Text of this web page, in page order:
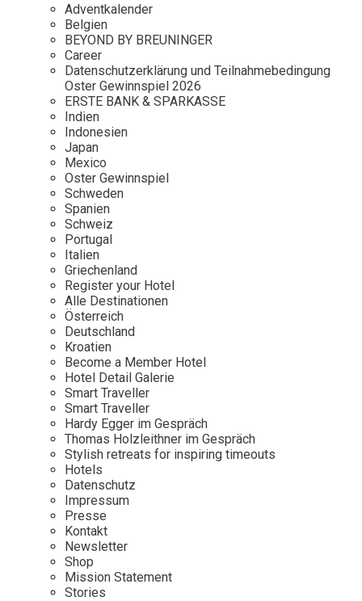
Adventkalender
Belgien
BEYOND BY BREUNINGER
Career
Datenschutzerklärung und Teilnahmebedingung
Oster Gewinnspiel 2026
ERSTE BANK & SPARKASSE
Indien
Indonesien
Japan
Mexico
Oster Gewinnspiel
Schweden
Spanien
Schweiz
Portugal
Italien
Griechenland
Register your Hotel
Alle Destinationen
Österreich
Deutschland
Kroatien
Become a Member Hotel
Hotel Detail Galerie
Smart Traveller
Smart Traveller
Hardy Egger im Gespräch
Thomas Holzleithner im Gespräch
Stylish retreats for inspiring timeouts
Hotels
Datenschutz
Impressum
Presse
Kontakt
Newsletter
Shop
Mission Statement
Stories